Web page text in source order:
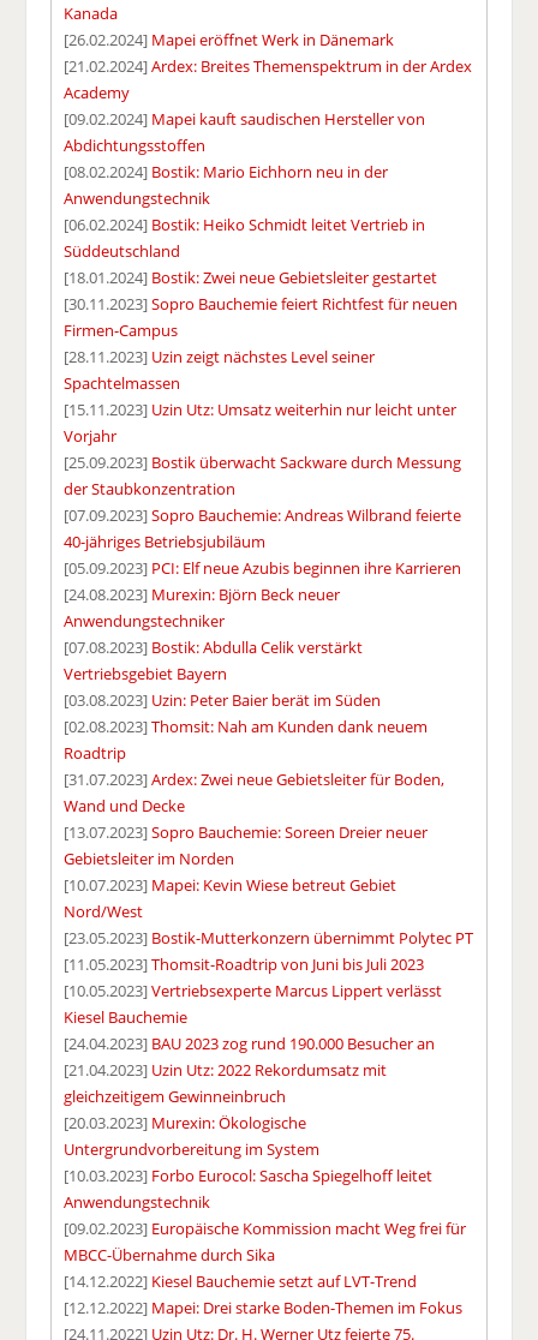
Kanada
[26.02.2024] Mapei eröffnet Werk in Dänemark
[21.02.2024]Ardex: Breites Themenspektrum in der Ardex
Academy
[09.02.2024] Mapei kauft saudischen Hersteller von
Abdichtungsstoffen
[08.02.2024] Bostik: Mario Eichhorn neu in der
Anwendungstechnik
[06.02.2024] Bostik: Heiko Schmidt leitet Vertrieb in
Süddeutschland
[18.01.2024] Bostik: Zwei neue Gebietsleiter gestartet
[30.11.2023]Sopro Bauchemie feiert Richtfest für neuen
Firmen-Campus
[28.11.2023] Uzin zeigt nächstes Level seiner
Spachtelmassen
[15.11.2023] Uzin Utz: Umsatz weiterhin nur leicht unter
Vorjahr
[25.09.2023] Bostik überwacht Sackware durch Messung
der Staubkonzentration
[07.09.2023]Sopro Bauchemie: Andreas Wilbrand feierte
40-jähriges Betriebsjubiläum
[05.09.2023] PCI: Elf neue Azubis beginnen ihre Karrieren
[24.08.2023] Murexin: Björn Beck neuer
Anwendungstechniker
[07.08.2023] Bostik: Abdulla Celik verstärkt
Vertriebsgebiet Bayern
[03.08.2023] Uzin: Peter Baier berät im Süden
[02.08.2023]Thomsit: Nah am Kunden dank neuem
Roadtrip
[31.07.2023]Ardex: Zwei neue Gebietsleiter für Boden,
Wand und Decke
[13.07.2023]Sopro Bauchemie: Soreen Dreier neuer
Gebietsleiter im Norden
[10.07.2023] Mapei: Kevin Wiese betreut Gebiet
Nord/West
[23.05.2023] Bostik-Mutterkonzern übernimmt Polytec PT
[11.05.2023]Thomsit-Roadtrip von Juni bis Juli 2023
[10.05.2023]Vertriebsexperte Marcus Lippert verlässt
Kiesel Bauchemie
[24.04.2023] BAU 2023 zog rund 190.000 Besucher an
[21.04.2023] Uzin Utz: 2022 Rekordumsatz mit
gleichzeitigem Gewinneinbruch
[20.03.2023] Murexin: Ökologische
Untergrundvorbereitung im System
[10.03.2023] Forbo Eurocol: Sascha Spiegelhoff leitet
Anwendungstechnik
[09.02.2023] Europäische Kommission macht Weg frei für
MBCC-Übernahme durch Sika
[14.12.2022] Kiesel Bauchemie setzt auf LVT-Trend
[12.12.2022] Mapei: Drei starke Boden-Themen im Fokus
[24.11.2022] Uzin Utz: Dr. H. Werner Utz feierte 75.